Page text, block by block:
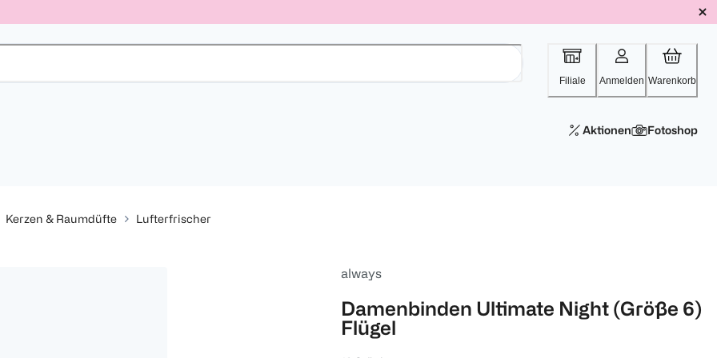
Filiale Anmelden Warenkorb
Aktionen Fotoshop
Kerzen & Raumdüfte Lufterfrischer
always
Damenbinden Ultimate Night (Größe 6)
Flügel